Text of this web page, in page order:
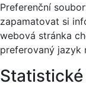
Preferenční
zapamatovat si
webová stránka
preferovaný jazyk